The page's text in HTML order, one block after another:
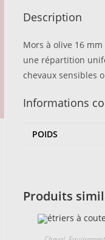
Description
Mors à olive 16
une répartition
chevaux sensibles
Informations
POIDS
Produits